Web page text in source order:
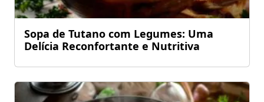
Sopa de Tutano com Legumes: Uma
Delícia Reconfortante e Nutritiva